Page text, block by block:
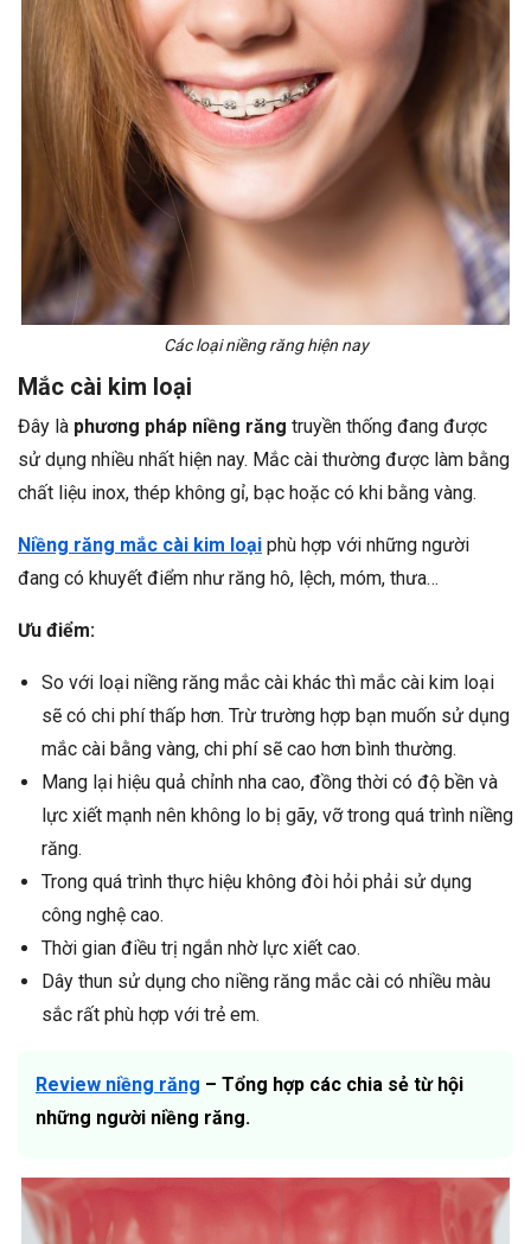
Các loại niềng răng hiện nay
Mắc cài kim loại
Đây là phương pháp niềng răng truyền thống đang được
sử dụng nhiều nhất hiện nay. Mắc cài thường được làm bằng
chất liệu inox, thép không gỉ, bạc hoặc có khi bằng vàng.
Niềng răng mắc cài kim loại phù hợp với những người
đang có khuyết điểm như răng hô, lệch, móm, thưa…
Ưu điểm:
So với loại niềng răng mắc cài khác thì mắc cài kim loại
sẽ có chi phí thấp hơn. Trừ trường hợp bạn muốn sử dụng
mắc cài bằng vàng, chi phí sẽ cao hơn bình thường.
Mang lại hiệu quả chỉnh nha cao, đồng thời có độ bền và
lực xiết mạnh nên không lo bị gãy, vỡ trong quá trình niềng
răng.
Trong quá trình thực hiệu không đòi hỏi phải sử dụng
công nghệ cao.
Thời gian điều trị ngắn nhờ lực xiết cao.
Dây thun sử dụng cho niềng răng mắc cài có nhiều màu
sắc rất phù hợp với trẻ em.
Review niềng răng – Tổng hợp các chia sẻ từ hội
những người niềng răng.